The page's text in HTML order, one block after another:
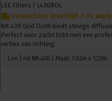
LEE Filters | L430ROL
Verwachtte levertijd 7-14
NR.430 Grid Cloth biedt stevige
Perfect voor zacht licht met een
verlies van richting.
Lee | rol NR.430 | Maat: 7,62m x 1,22m